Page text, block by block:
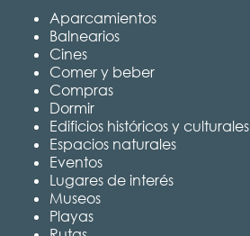
Aparcamientos
Balnearios
Cines
Comer y beber
Compras
Dormir
Edificios históricos y culturales
Espacios naturales
Eventos
Lugares de interés
Museos
Playas